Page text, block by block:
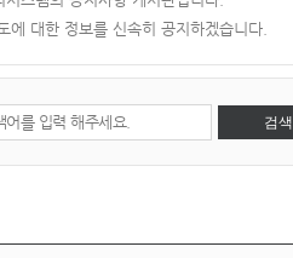
에 대한 정보를 신속히 공지하겠습니다.
검색